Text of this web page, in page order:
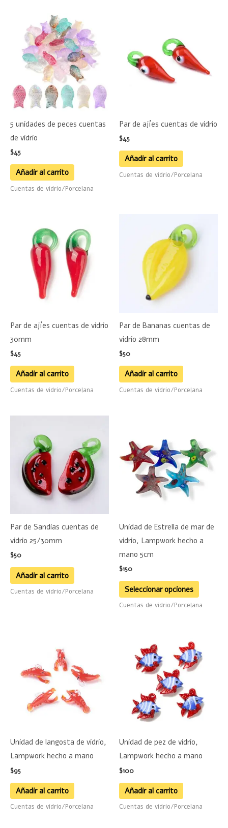
5 unidades de peces cuentas
de vidrio
$45
Añadir al carrito
Cuentas de vidrio/Porcelana
Par de ajíes cuentas de vidrio
$45
Añadir al carrito
Cuentas de vidrio/Porcelana
Par de ajíes cuentas de vidrio
30mm
$45
Añadir al carrito
Cuentas de vidrio/Porcelana
Par de Bananas cuentas de
vidrio 28mm
$50
Añadir al carrito
Cuentas de vidrio/Porcelana
Par de Sandias cuentas de
vidrio 25/30mm
$50
Añadir al carrito
Cuentas de vidrio/Porcelana
Unidad de Estrella de mar de
vidrio, Lampwork hecho a
mano 5cm
$150
Seleccionar opciones
tiene
pueden
elegir
de
Cuentas de vidrio/Porcelana
Unidad de langosta de vidrio,
Lampwork hecho a mano
$95
Añadir al carrito
Cuentas de vidrio/Porcelana
Unidad de pez de vidrio,
Lampwork hecho a mano
$100
Añadir al carrito
Cuentas de vidrio/Porcelana